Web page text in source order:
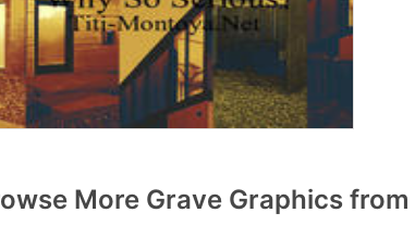
More Grave Graphics